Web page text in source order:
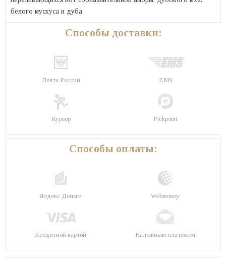
белого мускуса и дуба.
Способы доставки:
Почта России EMS
Курьер Pickpoint
Способы оплаты:
Яндекс Деньги Webmoney
Кредитной картой Наложным платежом